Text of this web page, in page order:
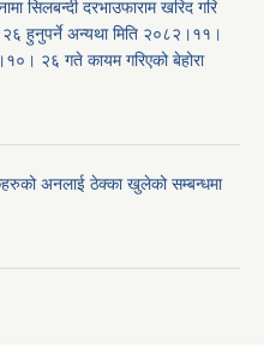
सिलबन्दी दरभाउफाराम खरिद गरि
हुनुपर्ने अन्यथा मिति २०८२।११।
२६ गते कायम गरिएको बेहोरा
अनलाई ठेक्का खुलेको सम्बन्धमा